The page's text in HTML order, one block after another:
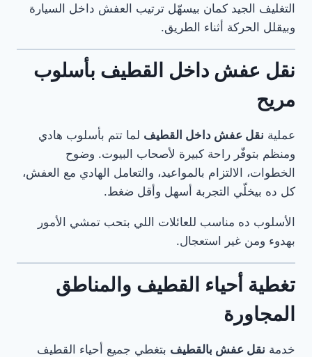
التغليف الجيد كمان بيسهّل ترتيب العفش داخل السيارة
وبيقلل الحركة أثناء الطريق.
نقل عفش داخل القطيف بأسلوب
مريح
عملية نقل عفش داخل القطيف لما تتم بأسلوب هادي
ومنظم بتوفّر راحة كبيرة لأصحاب البيوت. وضوح
الخطوات، الالتزام بالمواعيد، والتعامل الهادي مع العفش،
كل ده بيخلّي التجربة أسهل وأقل ضغط.
الأسلوب ده مناسب للعائلات اللي بتحب تمشي الأمور
بهدوء ومن غير استعجال.
تغطية أحياء القطيف والمناطق
المجاورة
خدمة نقل عفش بالقطيف بتغطي جميع أحياء القطيف